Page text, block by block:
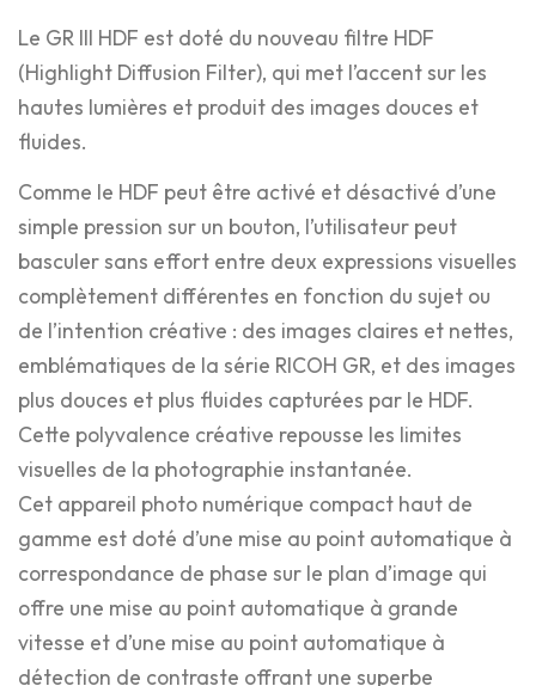
Le GR III HDF est doté du nouveau filtre HDF
(Highlight Diffusion Filter), qui met l’accent sur les
hautes lumières et produit des images douces et
fluides.
Comme le HDF peut être activé et désactivé d’une
simple pression sur un bouton, l’utilisateur peut
basculer sans effort entre deux expressions visuelles
complètement différentes en fonction du sujet ou
de l’intention créative : des images claires et nettes,
emblématiques de la série RICOH GR, et des images
plus douces et plus fluides capturées par le HDF.
Cette polyvalence créative repousse les limites
visuelles de la photographie instantanée.
Cet appareil photo numérique compact haut de
gamme est doté d’une mise au point automatique à
correspondance de phase sur le plan d’image qui
offre une mise au point automatique à grande
vitesse et d’une mise au point automatique à
détection de contraste offrant une superbe